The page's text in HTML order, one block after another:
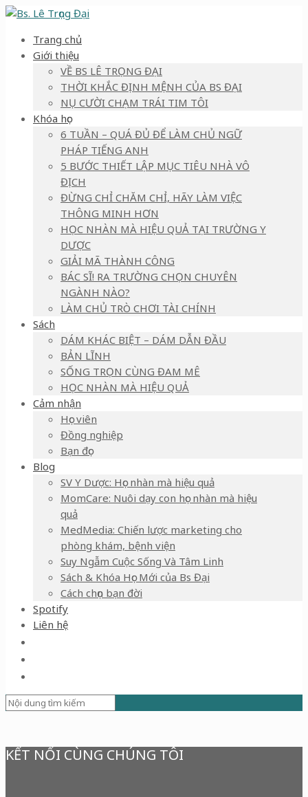
Trang chủ
Giới thiệu
VỀ BS LÊ TRỌNG ĐẠI
THỜI KHẮC ĐỊNH MỆNH CỦA BS ĐẠI
NỤ CƯỜI CHẠM TRÁI TIM TÔI
Khóa học
6 TUẦN – QUÁ ĐỦ ĐỂ LÀM CHỦ NGỮ
PHÁP TIẾNG ANH
5 BƯỚC THIẾT LẬP MỤC TIÊU NHÀ VÔ
ĐỊCH
ĐỪNG CHỈ CHĂM CHỈ, HÃY LÀM VIỆC
THÔNG MINH HƠN
HỌC NHÀN MÀ HIỆU QUẢ TẠI TRƯỜNG Y
DƯỢC
GIẢI MÃ THÀNH CÔNG
BÁC SĨ! RA TRƯỜNG CHỌN CHUYÊN
NGÀNH NÀO?
LÀM CHỦ TRÒ CHƠI TÀI CHÍNH
Sách
DÁM KHÁC BIỆT – DÁM DẪN ĐẦU
BẢN LĨNH
SỐNG TRỌN CÙNG ĐAM MÊ
HỌC NHÀN MÀ HIỆU QUẢ
Cảm nhận
Học viên
Đồng nghiệp
Bạn đọc
Blog
SV Y Dược: Học nhàn mà hiệu quả
MomCare: Nuôi dạy con học nhàn mà hiệu
quả
MedMedia: Chiến lược marketing cho
phòng khám, bệnh viện
Suy Ngẫm Cuộc Sống Và Tâm Linh
Sách & Khóa Học Mới của Bs Đại
Cách chọn bạn đời
Spotify
Liên hệ
KẾT NỐI CÙNG CHÚNG TÔI